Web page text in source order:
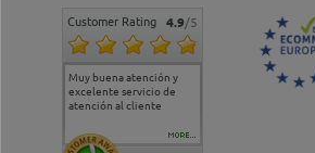
Customer Rating 4.9/5
Muy buena atención y
excelente servicio de
atención al cliente
Muy buena atención de
cara al asesoramiento
MORE...